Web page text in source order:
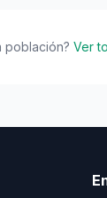
población? Ver